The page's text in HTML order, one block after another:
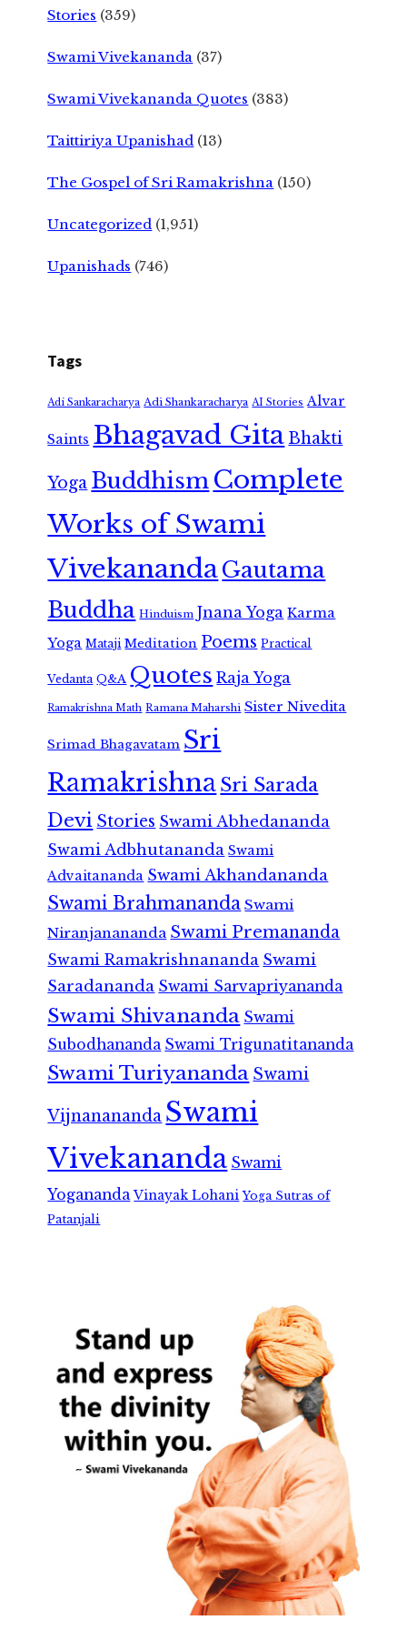
Stories (359)
Swami Vivekananda (37)
Swami Vivekananda Quotes (383)
Taittiriya Upanishad (13)
The Gospel of Sri Ramakrishna (150)
Uncategorized (1,951)
Upanishads (746)
Tags
Adi Sankaracharya Adi Shankaracharya AI Stories Alvar
Saints Bhagavad GitaBhakti
Yoga Buddhism Complete
Works of Swami
VivekanandaGautama
Buddha Hinduism Jnana Yoga Karma
Yoga Mataji Meditation Poems Practical
Vedanta Q&A Quotes Raja Yoga
Ramakrishna Math Ramana Maharshi Sister Nivedita
Srimad Bhagavatam Sri
RamakrishnaSri Sarada
Devi Stories Swami Abhedananda
Swami Adbhutananda Swami
Advaitananda Swami Akhandananda
Swami Brahmananda Swami
Niranjanananda Swami Premananda
Swami Ramakrishnananda Swami
Saradananda Swami Sarvapriyananda
Swami Shivananda Swami
Subodhananda Swami Trigunatitananda
Swami Turiyananda Swami
Vijnanananda Swami
Vivekananda Swami
Yogananda Vinayak Lohani Yoga Sutras of
Patanjali